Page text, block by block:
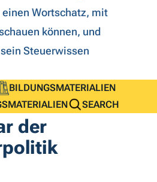
Wortschatz, mit
können, und
Steuerwissen
BILDUNGSMATERIALIEN
SEARCH
der